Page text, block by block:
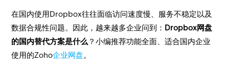
在国内使用Dropbox往往面临访问速度慢、服务不稳定以及
数据合规性问题。因此，越来越多企业问到： Dropbox网盘
的国内替代方案是什么 ？小编推荐功能全面、适合国内企业
使用的Zoho企业网盘。